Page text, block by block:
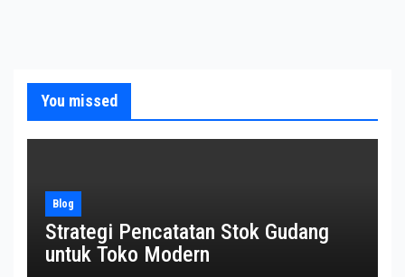
You missed
Blog
Strategi Pencatatan Stok Gudang
untuk Toko Modern